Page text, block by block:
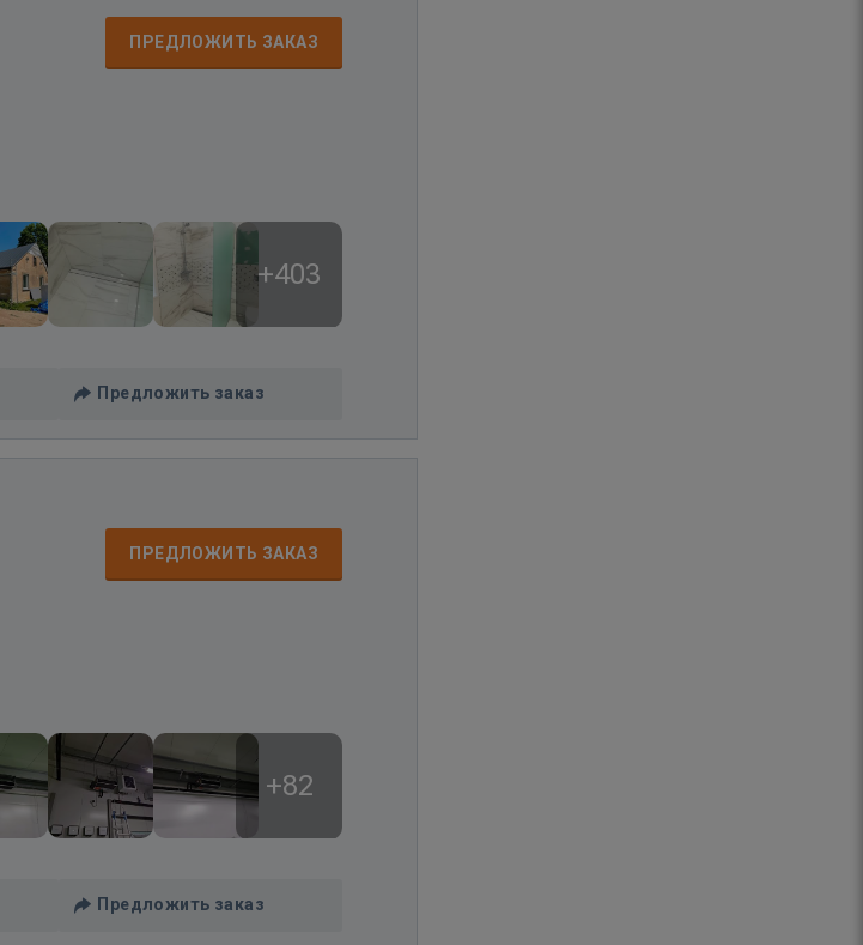
ПРЕДЛОЖИТЬ ЗАКАЗ
+403
Предложить заказ
ПРЕДЛОЖИТЬ ЗАКАЗ
+82
Предложить заказ